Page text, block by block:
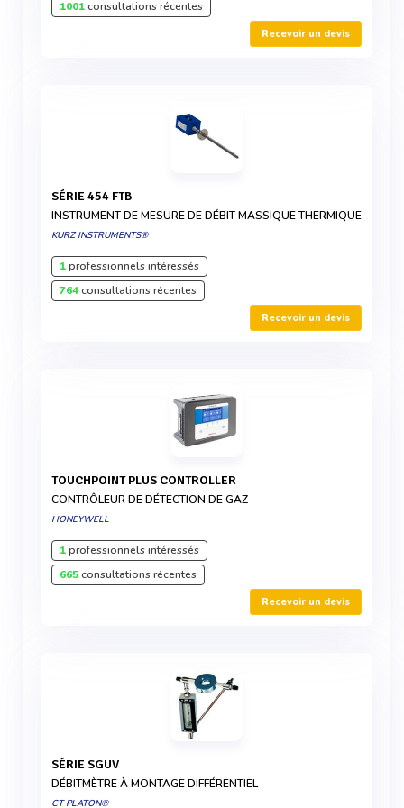
1001consultations récentes
Recevoir un devis
SÉRIE 454 FTB
INSTRUMENT DE MESURE DE DÉBIT MASSIQUE THERMIQUE
KURZ INSTRUMENTS®
1professionnels intéressés
764consultations récentes
Recevoir un devis
TOUCHPOINT PLUS CONTROLLER
CONTRÔLEUR DE DÉTECTION DE GAZ
HONEYWELL
1professionnels intéressés
665consultations récentes
Recevoir un devis
SÉRIE SGUV
DÉBITMÈTRE À MONTAGE DIFFÉRENTIEL
CT PLATON®